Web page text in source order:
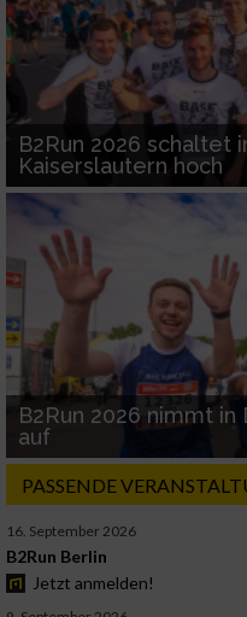
B2Run 2026 schaltet
Kaiserslautern hoch
B2Run 2026 nimmt
auf
PASSENDE
16. September 2026
B2Run Berlin
Jetzt anmelden!